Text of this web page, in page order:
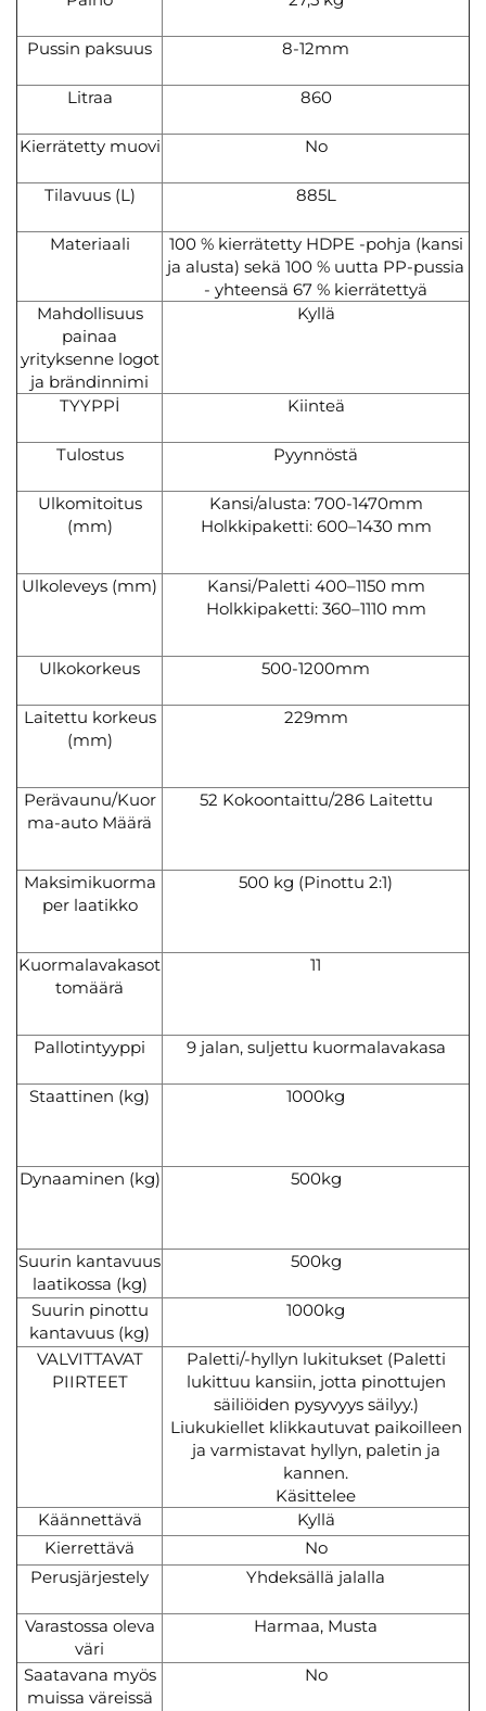
Pussin paksuus 8-12mm
Litraa 860
Kierrätetty muovi No
Tilavuus (L) 885L
Materiaali
100 % kierrätetty HDPE -pohja (kansi
ja alusta) sekä 100 % uutta PP-pussia
- yhteensä 67 % kierrätettyä
Mahdollisuus
painaa
yrityksenne logot
ja brändinnimi
Kyllä
TYYPPİ Kiinteä
Tulostus Pyynnöstä
Ulkomitoitus
(mm)
Kansi/alusta: 700-1470mm
Holkkipaketti: 600–1430 mm
Ulkoleveys (mm)
Kansi/Paletti 400–1150 mm
Holkkipaketti: 360–1110 mm
Ulkokorkeus 500-1200mm
Laitettu korkeus
(mm)
229mm
Perävaunu/Kuor
ma-auto Määrä
52 Kokoontaittu/286 Laitettu
Maksimikuorma
per laatikko
500 kg (Pinottu 2:1)
Kuormalavakasot
tomäärä
11
Pallotintyyppi 9 jalan, suljettu kuormalavakasa
Staattinen (kg) 1000kg
Dynaaminen (kg) 500kg
Suurin kantavuus
laatikossa (kg)
500kg
Suurin pinottu
kantavuus (kg)
1000kg
VALVITTAVAT
PIIRTEET
Paletti/-hyllyn lukitukset (Paletti
lukittuu kansiin, jotta pinottujen
säiliöiden pysyvyys säilyy.)
Liukukiellet klikkautuvat paikoilleen
ja varmistavat hyllyn, paletin ja
kannen.
Käsittelee
Käännettävä
Kyllä
Kierrettävä
No
Perusjärjestely
Yhdeksällä jalalla
Varastossa oleva
väri
Harmaa, Musta
Saatavana myös
muissa väreissä
No